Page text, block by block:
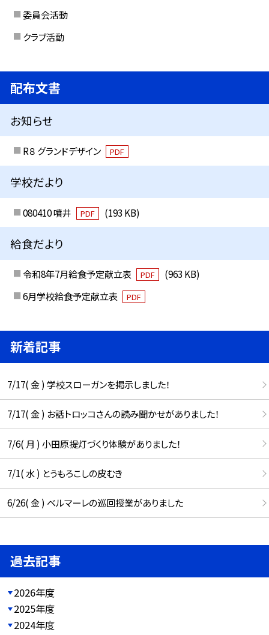
委員会活動
クラブ活動
配布文書
お知らせ
R８ グランドデザイン PDF
学校だより
080410 噴井 PDF (193 KB)
給食だより
令和8年7月給食予定献立表 PDF
(963 KB)
6月学校給食予定献立表
PDF
新着記事
7/17( 金 ) 学校スローガンを掲示しました！
7/17( 金 ) お話トロッコさんの読み聞かせがありました！
7/6( 月 ) 小田原提灯づくり体験がありました！
7/1( 水 ) とうもろこしの皮むき
6/26( 金 ) ベルマーレの巡回授業がありました
過去記事
2026年度
2025年度
2024年度